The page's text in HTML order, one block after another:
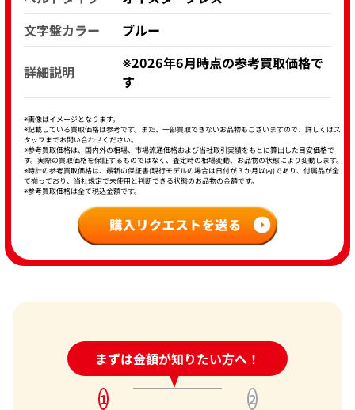
文字盤カラー
ブルー
詳細説明
※2026年6月時点の参考買取価格で
す
※画像はイメージとなります。
※記載している買取価格は参考です。また、一部買取できないお品物もございますので、詳しくはス
タッフまでお問い合わせください。
※参考買取価格は、国内外の相場、市場流通価格および当社取引実績をもとに算出した目安価格で
す。実際の買取価格を保証するものではなく、査定時の相場変動、お品物の状態により変動します。
※時計の参考買取価格は、最新の保証書(現行モデルの場合は日付が３か月以内)であり、付属品が全
て揃っており、当社規定で未使用と判断できる状態のお品物の金額です。
※参考買取価格は全て税込金額です。
まずは金額が知りたい方へ！
24時間受付中!問い合わせフォーム
1
2